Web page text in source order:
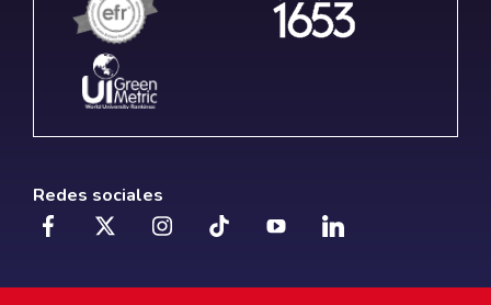
Redes sociales